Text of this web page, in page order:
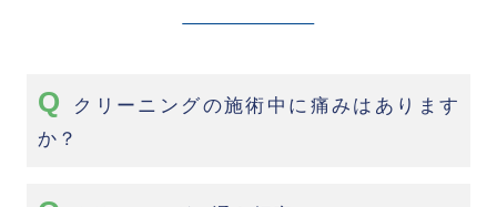
クリーニングの施術中に痛みはあります
か？